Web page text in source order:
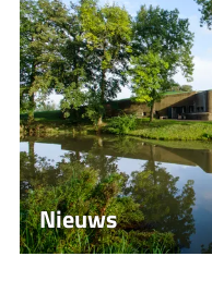
Meer over UNESCO
Nieuws
i
e
u
w
s